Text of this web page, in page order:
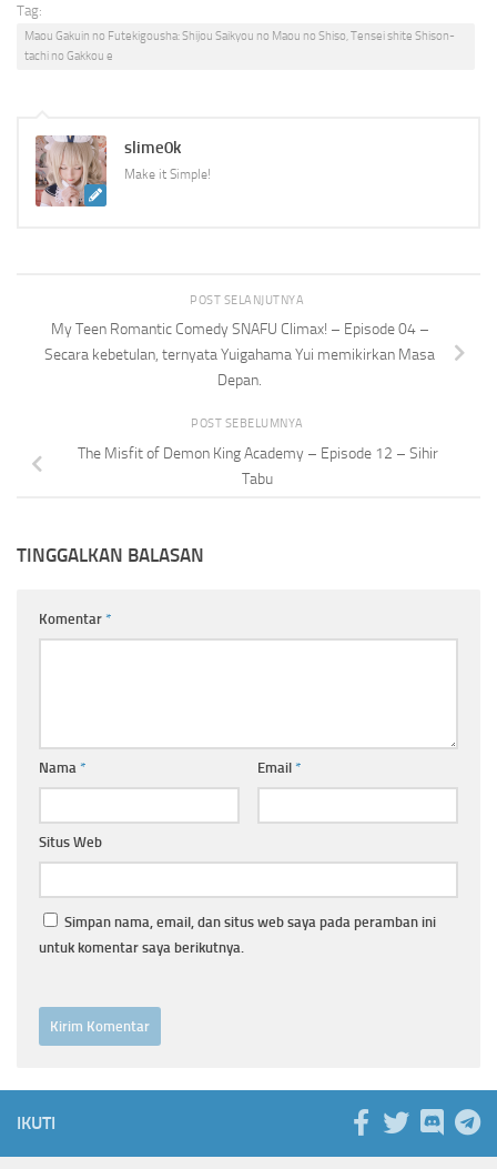
Tag:
Maou Gakuin no Futekigousha: Shijou Saikyou no Maou no Shiso, Tensei shite Shison-
tachi no Gakkou e
slime0k
Make it Simple!
POST SELANJUTNYA
My Teen Romantic Comedy SNAFU Climax! – Episode 04 –
Secara kebetulan, ternyata Yuigahama Yui memikirkan Masa
Depan.
POST SEBELUMNYA
The Misfit of Demon King Academy – Episode 12 – Sihir
Tabu
TINGGALKAN BALASAN
Komentar *
Nama * Email *
Situs Web
Simpan nama, email, dan situs web saya pada peramban ini
untuk komentar saya berikutnya.
IKUTI